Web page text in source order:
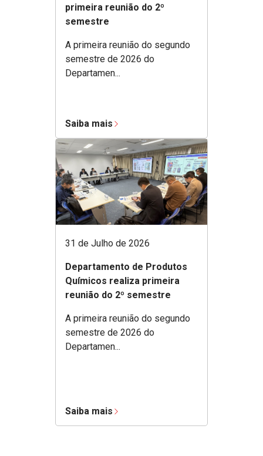
primeira reunião do 2º
semestre
A primeira reunião do segundo
semestre de 2026 do
Departamen...
Saiba mais
31 de Julho de 2026
Departamento de Produtos
Químicos realiza primeira
reunião do 2º semestre
A primeira reunião do segundo
semestre de 2026 do
Departamen...
Saiba mais